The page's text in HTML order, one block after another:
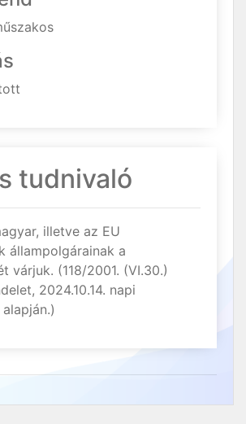
tudnivaló
illetve az EU
állampolgárainak a
várjuk. (118/2001. (VI.30.)
2024.10.14. napi